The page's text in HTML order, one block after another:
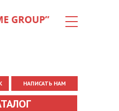
НАПИСАТЬ НАМ